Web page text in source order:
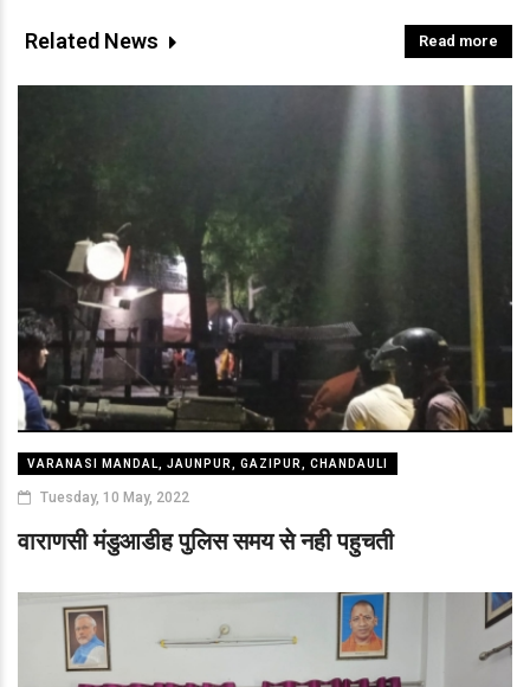
Related News Read more
VARANASI MANDAL, JAUNPUR, GAZIPUR, CHANDAULI
Tuesday, 10 May, 2022
वाराणसी मंडुआडीह पुलिस समय से नही पहुचती